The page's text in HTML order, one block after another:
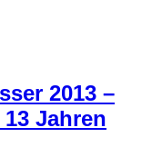
2013 –
Jahren